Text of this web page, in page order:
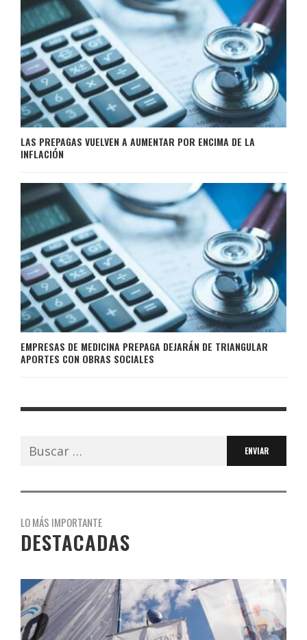
LAS PREPAGAS VUELVEN A AUMENTAR POR ENCIMA DE LA
INFLACIÓN
EMPRESAS DE MEDICINA PREPAGA DEJARÁN DE TRIANGULAR
APORTES CON OBRAS SOCIALES
Buscar:
LO MÁS IMPORTANTE
DESTACADAS